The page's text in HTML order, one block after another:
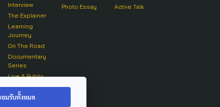
Interview
The Explainer
Learning
Journey
On The Road
Documentary
Series
Live & Public
On air Clip
Photo Essay
Active Talk
อมรับทั้งหมด